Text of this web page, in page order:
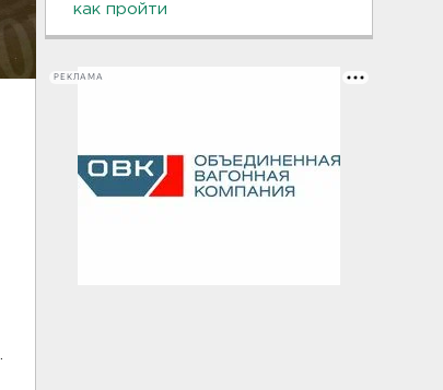
как пройти
РЕКЛАМА